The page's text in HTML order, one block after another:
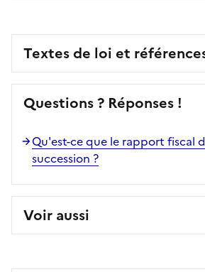
Textes de loi et
Questions ? Réponses !
Qu'est-ce que le rapport fiscal
succession ?
Voir aussi